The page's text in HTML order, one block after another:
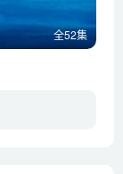
全52集